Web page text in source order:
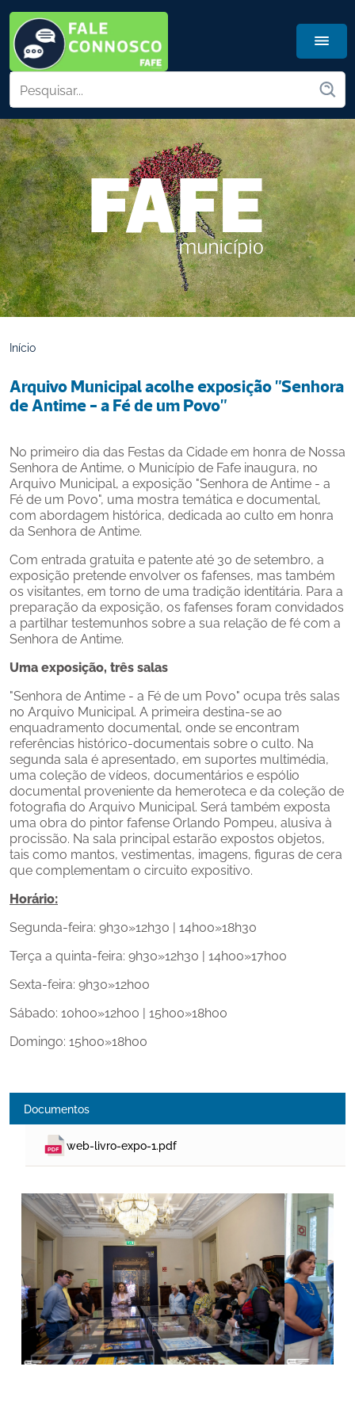
Início
Arquivo Municipal acolhe exposição "Senhora
de Antime - a Fé de um Povo"
No primeiro dia das Festas da Cidade em honra de Nossa
Senhora de Antime, o Município de Fafe inaugura, no
Arquivo Municipal, a exposição "Senhora de Antime - a
Fé de um Povo", uma mostra temática e documental,
com abordagem histórica, dedicada ao culto em honra
da Senhora de Antime.
Com entrada gratuita e patente até 30 de setembro, a
exposição pretende envolver os fafenses, mas também
os visitantes, em torno de uma tradição identitária. Para a
preparação da exposição, os fafenses foram convidados
a partilhar testemunhos sobre a sua relação de fé com a
Senhora de Antime.
Uma exposição, três salas
"Senhora de Antime - a Fé de um Povo" ocupa três salas
no Arquivo Municipal. A primeira destina-se ao
enquadramento documental, onde se encontram
referências histórico-documentais sobre o culto. Na
segunda sala é apresentado, em suportes multimédia,
uma coleção de vídeos, documentários e espólio
documental proveniente da hemeroteca e da coleção de
fotografia do Arquivo Municipal. Será também exposta
uma obra do pintor fafense Orlando Pompeu, alusiva à
procissão. Na sala principal estarão expostos objetos,
tais como mantos, vestimentas, imagens, figuras de cera
que complementam o circuito expositivo.
Horário:
Segunda-feira: 9h30»12h30 | 14h00»18h30
Terça a quinta-feira: 9h30»12h30 | 14h00»17h00
Sexta-feira: 9h30»12h00
Sábado: 10h00»12h00 | 15h00»18h00
Domingo: 15h00»18h00
Documentos
web-livro-expo-1.pdf